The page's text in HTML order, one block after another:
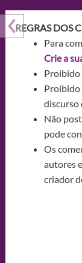
REGRAS DOS
Para
Crie a
Proibido
Proibido
discurso
Não
pode
Os
autores
criador